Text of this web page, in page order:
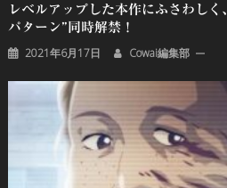
レベルアップした本作にふさわし
パターン”同時解禁！
2021年6月17日 Cowai編集部